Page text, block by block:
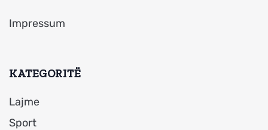
Impressum
KATEGORITË
Lajme
Sport